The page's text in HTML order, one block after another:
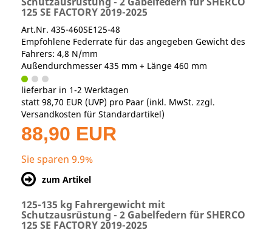
125 SE FACTORY 2019-2025
Art.Nr. 435-460SE125-48
Empfohlene Federrate für das angegeben Gewicht des
Fahrers: 4,8 N/mm
Außendurchmesser 435 mm + Länge 460 mm
lieferbar in 1-2 Werktagen
statt 98,70 EUR (UVP) pro Paar (inkl. MwSt. zzgl.
Versandkosten für Standardartikel)
88,90 EUR
Sie sparen 9.9%
zum Artikel
125-135 kg Fahrergewicht mit
Schutzausrüstung - 2 Gabelfedern für SHERCO
125 SE FACTORY 2019-2025